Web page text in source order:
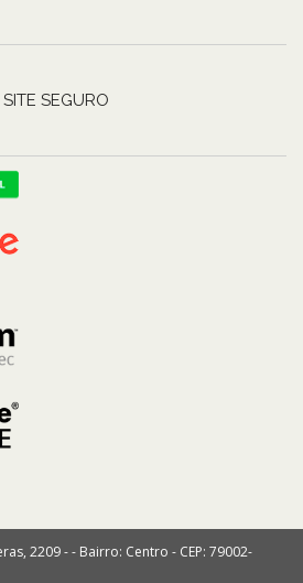
SITE SEGURO
2209 - - Bairro: Centro - CEP: 79002-